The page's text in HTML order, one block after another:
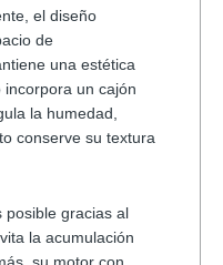
el diseño
de
una estética
incorpora un cajón
la humedad,
conserve su textura
gracias al
la acumulación